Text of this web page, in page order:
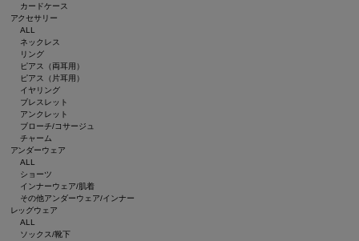
カードケース
アクセサリー
ALL
ネックレス
リング
ピアス（両耳用）
ピアス（片耳用）
イヤリング
ブレスレット
アンクレット
ブローチ/コサージュ
チャーム
アンダーウェア
ALL
ショーツ
インナーウェア/肌着
その他アンダーウェア/インナー
レッグウェア
ALL
ソックス/靴下